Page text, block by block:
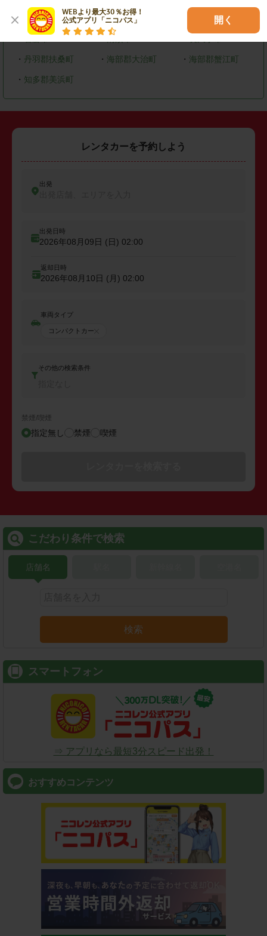
WEBより最大30％お得！
公式アプリ「ニコパス」
開く
・ 大府市 ・知多市 尾張旭市
・ 丹羽郡扶桑町 ・ 海部郡大治町 ・ 海部郡蟹江町
・ 知多郡美浜町
レンタカーを予約しよう
出発
出発日時
2026年08月09日 (日) 02:00
返却日時
2026年08月10日 (月) 02:00
車両タイプ
コンパクトカー
その他の検索条件
禁煙/喫煙
指定無し 禁煙 喫煙
こだわり条件で検索
店舗名
検索
スマートフォン
⇒ アプリなら最短3分スピード出発！
おすすめコンテンツ